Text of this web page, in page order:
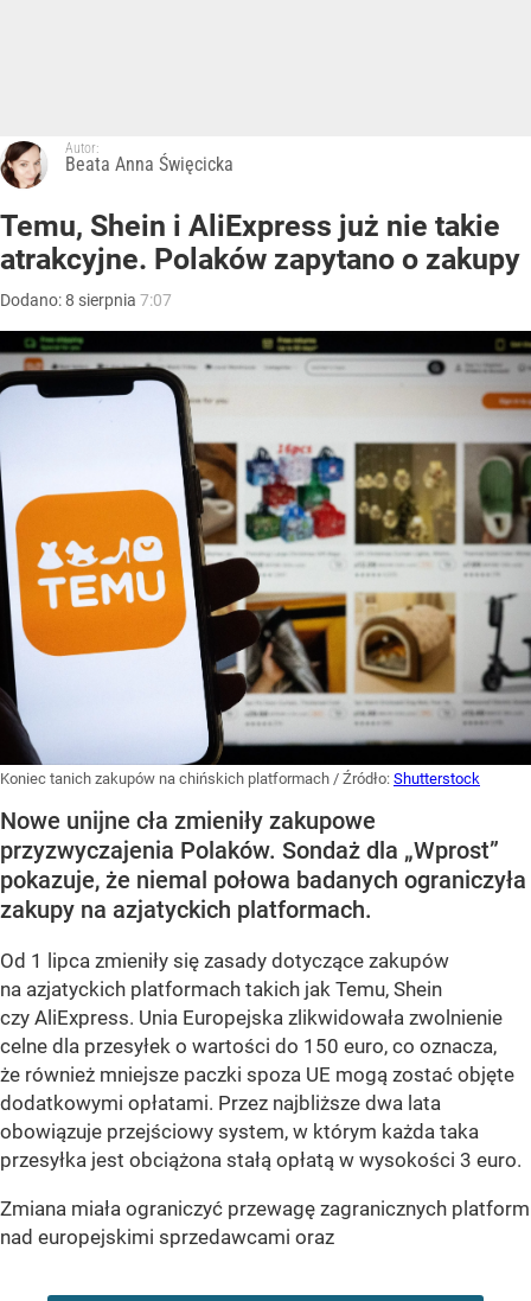
Autor:
Beata Anna Święcicka
Temu, Shein i AliExpress już nie takie
atrakcyjne. Polaków zapytano o zakupy
Dodano:8 sierpnia 7:07
Koniec tanich zakupów na chińskich platformach / Źródło: Shutterstock
Nowe unijne cła zmieniły zakupowe
przyzwyczajenia Polaków. Sondaż dla „Wprost”
pokazuje, że niemal połowa badanych ograniczyła
zakupy na azjatyckich platformach.
Od 1 lipca zmieniły się zasady dotyczące zakupów
na azjatyckich platformach takich jak Temu, Shein
czy AliExpress. Unia Europejska zlikwidowała zwolnienie
celne dla przesyłek o wartości do 150 euro, co oznacza,
że również mniejsze paczki spoza UE mogą zostać objęte
dodatkowymi opłatami. Przez najbliższe dwa lata
obowiązuje przejściowy system, w którym każda taka
przesyłka jest obciążona stałą opłatą w wysokości 3 euro.
Zmiana miała ograniczyć przewagę zagranicznych platform
nad europejskimi sprzedawcami oraz